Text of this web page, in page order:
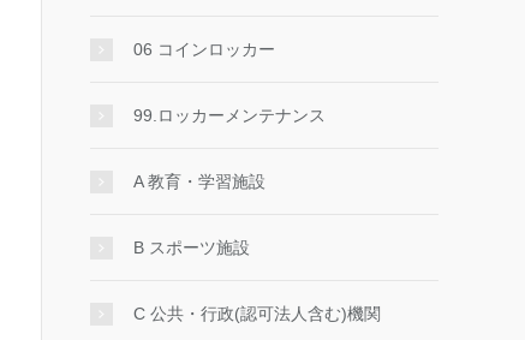
06 コインロッカー
99.ロッカーメンテナンス
A 教育・学習施設
B スポーツ施設
C 公共・行政(認可法人含む)機関